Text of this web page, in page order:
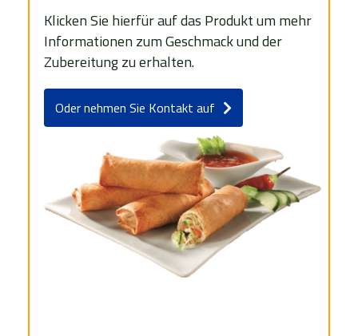
Klicken Sie hierfür auf das Produkt um mehr
Informationen zum Geschmack und der
Zubereitung zu erhalten.
Oder nehmen Sie Kontakt auf